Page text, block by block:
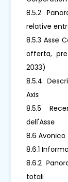
8.5.2
relative
8.5.3 Asse
offerta,
2033)
8.5.4
Axis
8.5.5
dell'Asse
8.6 Avonico
8.6.1
8.6.2
totali